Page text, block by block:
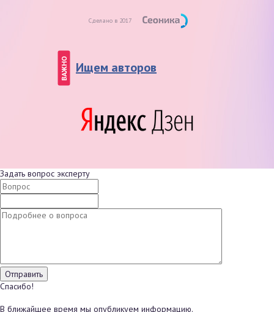
Сделано в 2017
ВАЖНО Ищем авторов
Задать вопрос эксперту
Спасибо!
В ближайшее время мы опубликуем информацию.